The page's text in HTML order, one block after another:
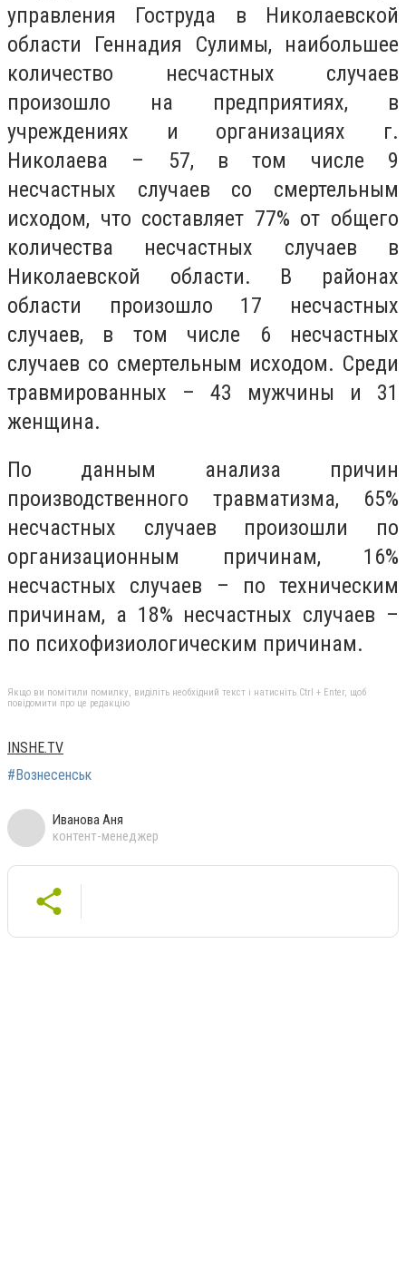
управления Гоструда в Николаевской
области Геннадия Сулимы, наибольшее
количество несчастных случаев
произошло на предприятиях, в
учреждениях и организациях г.
Николаева – 57, в том числе 9
несчастных случаев со смертельным
исходом, что составляет 77% от общего
количества несчастных случаев в
Николаевской области. В районах
области произошло 17 несчастных
случаев, в том числе 6 несчастных
случаев со смертельным исходом. Среди
травмированных – 43 мужчины и 31
женщина.
По данным анализа причин
производственного травматизма, 65%
несчастных случаев произошли по
организационным причинам, 16%
несчастных случаев – по техническим
причинам, а 18% несчастных случаев –
по психофизиологическим причинам.
Якщо ви помітили помилку, виділіть необхідний текст і натисніть Ctrl + Enter, щоб
повідомити про це редакцію
INSHE.TV
#Вознесенськ
Иванова Аня
контент-менеджер